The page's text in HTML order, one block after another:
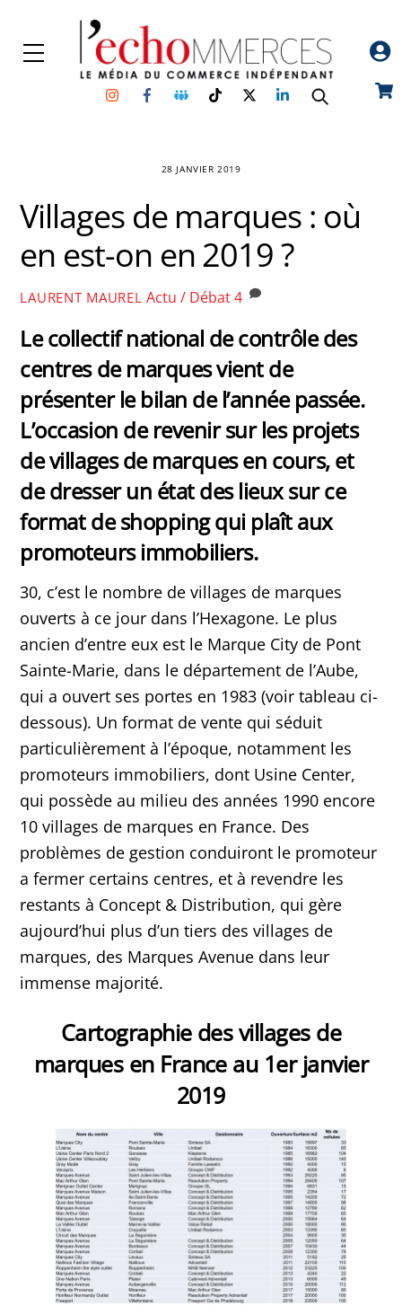
content
Menu
InstagramFacebookGroupe
Facebook
TikTokTwitterLinkedin
28 JANVIER 2019
Villages de marques : où
en est-on en 2019 ?
LAURENT MAUREL Actu / Débat4
Le collectif national de contrôle des
centres de marques vient de
présenter le bilan de l’année passée.
L’occasion de revenir sur les projets
de villages de marques en cours, et
de dresser un état des lieux sur ce
format de shopping qui plaît aux
promoteurs immobiliers.
30, c’est le nombre de villages de marques
ouverts à ce jour dans l’Hexagone. Le plus
ancien d’entre eux est le Marque City de Pont
Sainte-Marie, dans le département de l’Aube,
qui a ouvert ses portes en 1983 (voir tableau ci-
dessous). Un format de vente qui séduit
particulièrement à l’époque, notamment les
promoteurs immobiliers, dont Usine Center,
qui possède au milieu des années 1990 encore
10 villages de marques en France. Des
problèmes de gestion conduiront le promoteur
a fermer certains centres, et à revendre les
restants à Concept & Distribution, qui gère
aujourd’hui plus d’un tiers des villages de
marques, des Marques Avenue dans leur
immense majorité.
Cartographie des villages de
marques en France au 1er janvier
2019